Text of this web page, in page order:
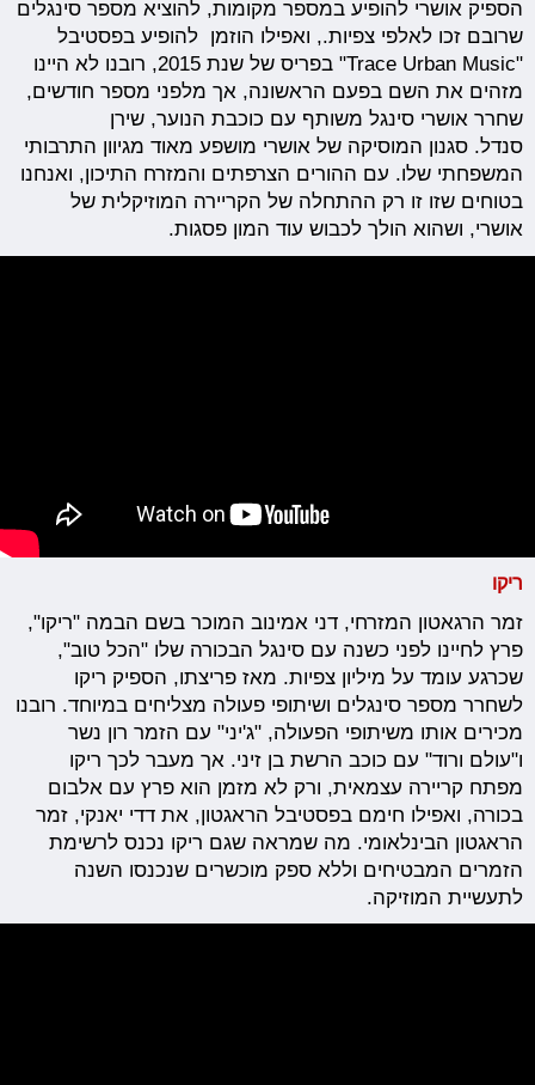
הספיק אושרי להופיע במספר מקומות, להוציא מספר סינגלים
שרובם זכו לאלפי צפיות., ואפילו הוזמן להופיע בפסטיבל
"Trace Urban Music" בפריס של שנת 2015, רובנו לא היינו
מזהים את השם בפעם הראשונה, אך מלפני מספר חודשים,
שחרר אושרי סינגל משותף עם כוכבת הנוער, שירן
סנדל. סגנון המוסיקה של אושרי מושפע מאוד מגיוון התרבותי
המשפחתי שלו. עם ההורים הצרפתים והמזרח התיכון, ואנחנו
בטוחים שזו זו רק ההתחלה של הקריירה המוזיקלית של
אושרי, ושהוא הולך לכבוש עוד המון פסגות.
ריקו
זמר הרגאטון המזרחי, דני אמינוב המוכר בשם הבמה "ריקו",
פרץ לחיינו לפני כשנה עם סינגל הבכורה שלו "הכל טוב",
שכרגע עומד על מיליון צפיות. מאז פריצתו, הספיק ריקו
לשחרר מספר סינגלים ושיתופי פעולה מצליחים במיוחד. רובנו
מכירים אותו משיתופי הפעולה, "ג'יני" עם הזמר רון נשר
ו"עולם ורוד" עם כוכב הרשת בן זיני. אך מעבר לכך ריקו
מפתח קריירה עצמאית, ורק לא מזמן הוא פרץ עם אלבום
בכורה, ואפילו חימם בפסטיבל הראגטון, את דדי יאנקי, זמר
הראגטון הבינלאומי. מה שמראה שגם ריקו נכנס לרשימת
הזמרים המבטיחים וללא ספק מוכשרים שנכנסו השנה
לתעשיית המוזיקה.